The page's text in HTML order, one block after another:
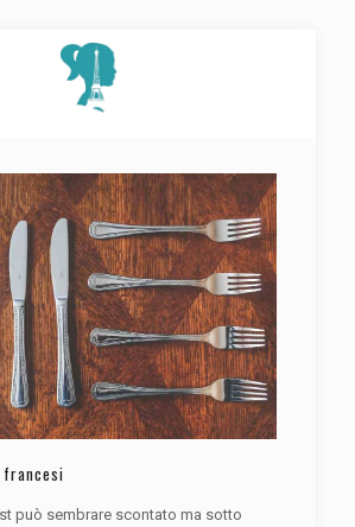
francesi
può sembrare scontato ma sotto